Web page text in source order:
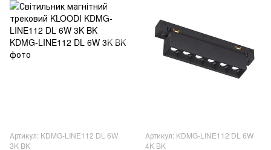
Артикул: KDMG-LINE112 DL 6W
3K BK
Артикул: KDMG-LINE112 DL 6W
4K BK